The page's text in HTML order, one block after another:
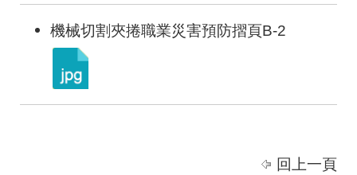
機械切割夾捲職業災害預防摺頁B-2
回上一頁